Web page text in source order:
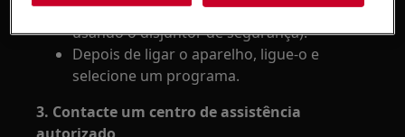
mesmo resultado pode ser alcançado
usando o disjuntor de segurança).
Depois de ligar o aparelho, ligue-o e
selecione um programa.
3. Contacte um centro de assistência